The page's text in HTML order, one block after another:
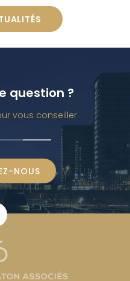
question ?
vous conseiller
NOUS